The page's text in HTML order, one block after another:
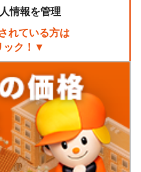
情報を管理
れている方は
ック！▼